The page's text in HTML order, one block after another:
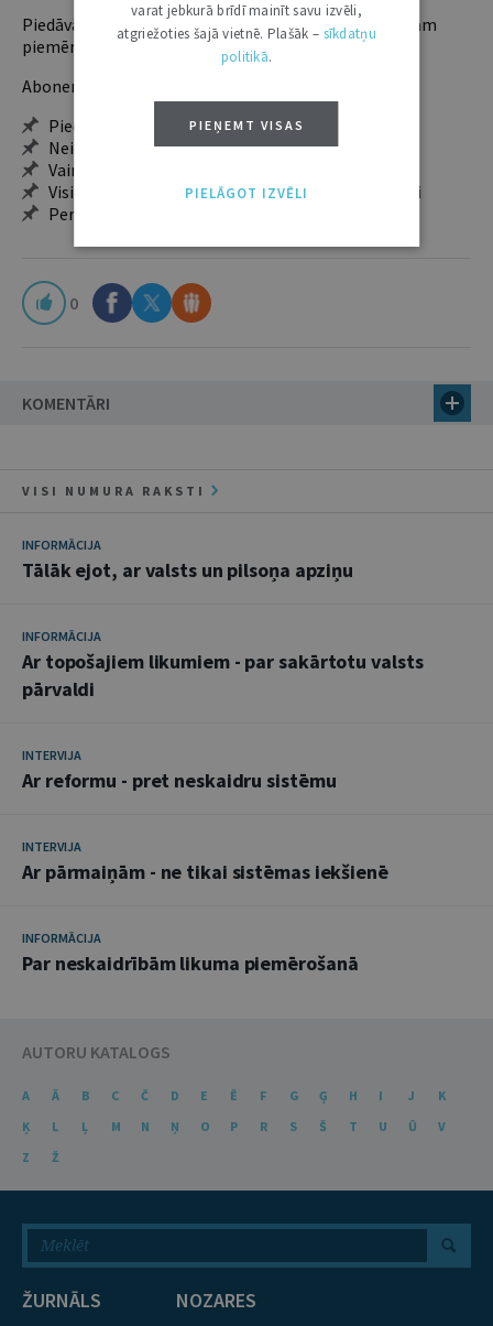
Piedāvājam trīs abonementu veidus. Vienam lietotājam
piemērotākais ir "Mazais" (3, 6 un 12 mēnešiem).
Abonentu ieguvumi:
Pieeja jaunākajam izdevumam
Neierobežota pieeja arhīvam – 24 h/7 d.
Vairāk nekā 18 000 rakstu un 2000 autoru
Visi tematiskie numuri un ikgadējie grāmatžurnāli
Personalizētās iespējas – piezīmes, citāti, mapes
0
KOMENTĀRI
VISI NUMURA RAKSTI
INFORMĀCIJA
Tālāk ejot, ar valsts un pilsoņa apziņu
INFORMĀCIJA
Ar topošajiem likumiem - par sakārtotu valsts
pārvaldi
INTERVIJA
Ar reformu - pret neskaidru sistēmu
INTERVIJA
Ar pārmaiņām - ne tikai sistēmas iekšienē
INFORMĀCIJA
Par neskaidrībām likuma piemērošanā
AUTORU KATALOGS
A Ā B C Č D E Ē F G Ģ H I J
K
Ķ
L Ļ M N Ņ O P R S Š T U Ū
V
Z
Ž
ŽURNĀLS
NOZARES
varat jebkurā brīdī mainīt savu izvēli,
atgriežoties šajā vietnē. Plašāk – sīkdatņu
politikā.
PIEŅEMT VISAS
PIELĀGOT IZVĒLI